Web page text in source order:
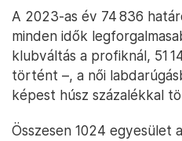
A 2023-as év 74 836
minden idők
klubváltás a profiknál, 51
történt –, a női
képest húsz százalékkal
Összesen 1024 egyesület